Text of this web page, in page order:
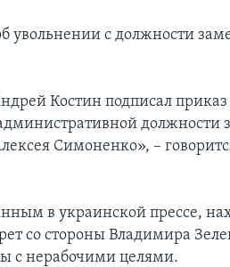
увольнении с должности
Костин подписал
должности
Симоненко», –
в украинской прессе,
со стороны Владимира
с нерабочими целями.